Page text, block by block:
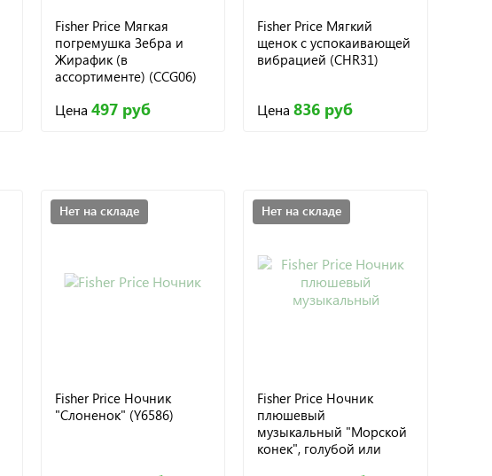
Fisher Price Мягкая
погремушка Зебра и
Жирафик (в
ассортименте) (CCG06)
Цена 497 руб
Fisher Price Мягкий
щенок с успокаивающей
вибрацией (CHR31)
Цена 836 руб
Нет на складе
Fisher Price Ночник
"Слоненок" (Y6586)
Нет на складе
Fisher Price Ночник
плюшевый
музыкальный "Морской
конек", голубой или